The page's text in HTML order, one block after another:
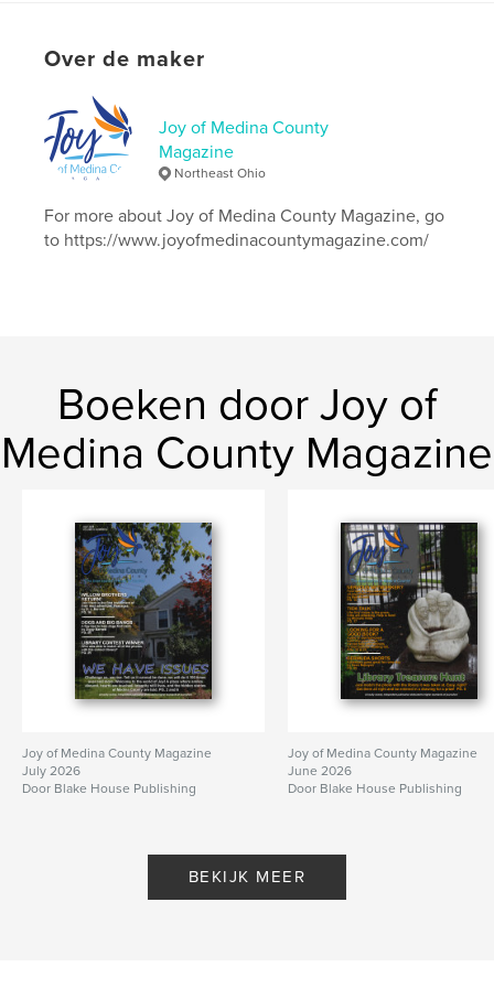
Aantal pagina's:
TaalEnglish
Trefwoorden
AI , patents , dogpound
peachcobbler , Love
Over de maker
Joy of Medina County
Magazine
Northeast Ohio
For more about Joy of Medina County Magazine, go
to https://www.joyofmedinacountymagazine.com/
Boeken door Joy of
Medina County Magazine
Joy of Medina County Magazine
July 2026
Door Blake House Publishing
Joy of Medina County Magazine
June 2026
Door Blake House Publishing
BEKIJK MEER